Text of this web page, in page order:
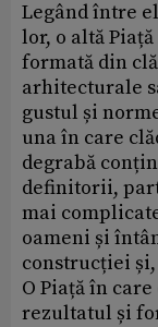
Legând între
lor, o altă
formată din
arhitecturale
gustul și
una în care
degrabă
definitorii,
mai
oameni și
construcției
O Piață în
rezultatul și